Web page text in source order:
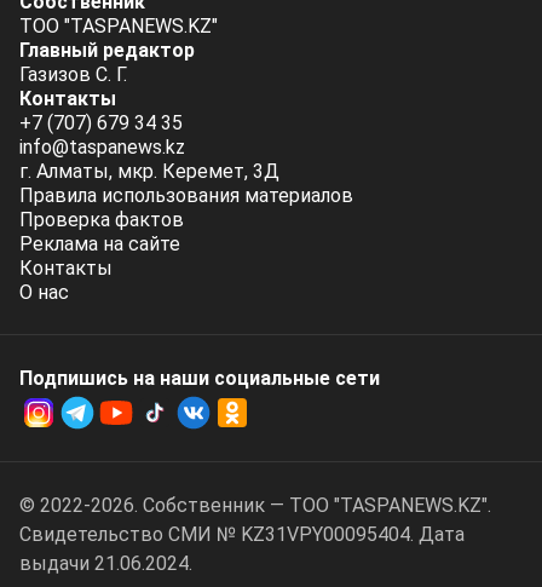
ТОО "TASPANEWS.KZ"
Главный редактор
Газизов С. Г.
Контакты
+7 (707) 679 34 35
info@taspanews.kz
г. Алматы, мкр. Керемет, 3Д
Правила использования материалов
Проверка фактов
Реклама на сайте
Контакты
О нас
Подпишись на наши социальные cети
© 2022-2026. Собственник — ТОО "TASPANEWS.KZ".
Cвидетельство СМИ № KZ31VPY00095404. Дата
выдачи 21.06.2024.